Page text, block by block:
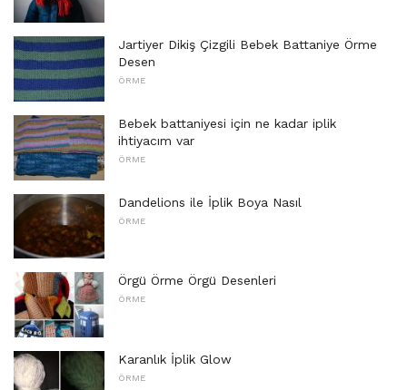
Jartiyer Dikiş Çizgili Bebek Battaniye Örme
Desen
ÖRME
Bebek battaniyesi için ne kadar iplik
ihtiyacım var
ÖRME
Dandelions ile İplik Boya Nasıl
ÖRME
Örgü Örme Örgü Desenleri
ÖRME
Karanlık İplik Glow
ÖRME